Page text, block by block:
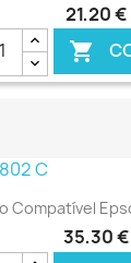
21,20 €

Compatível
35,30 €